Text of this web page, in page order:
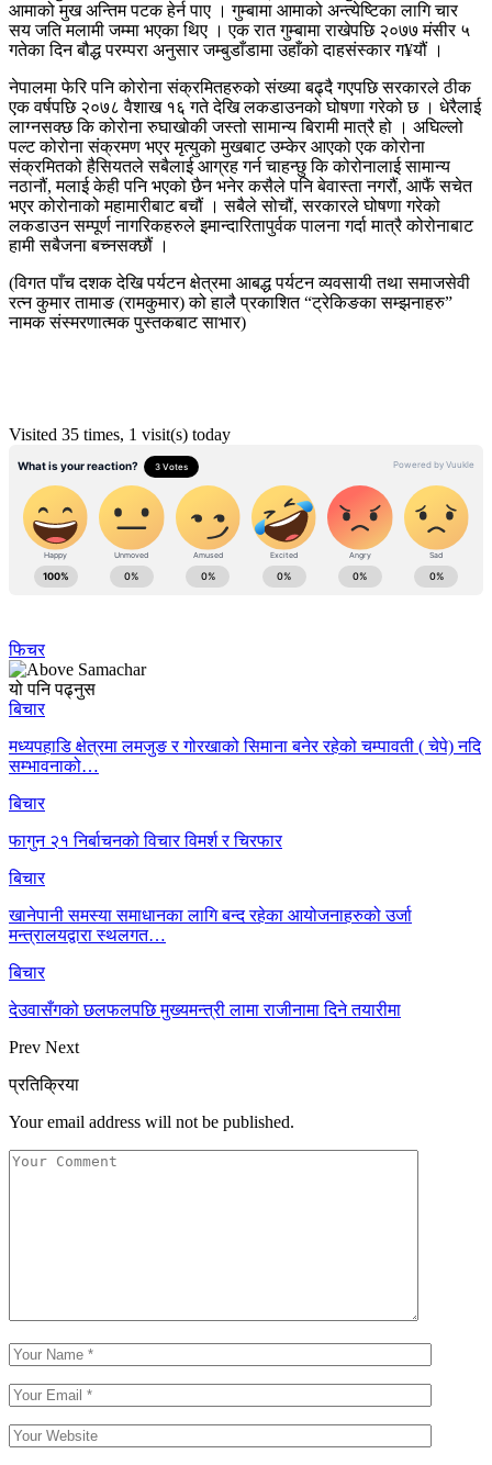
आमाको मुख अन्तिम पटक हेर्न पाए । गुम्बामा आमाको अन्त्येष्टिका लागि चार
सय जति मलामी जम्मा भएका थिए । एक रात गुम्बामा राखेपछि २०७७ मंसीर ५
गतेका दिन बौद्ध परम्परा अनुसार जम्बुडाँडामा उहाँको दाहसंस्कार ग¥यौं ।
नेपालमा फेरि पनि कोरोना संक्रमितहरुको संख्या बढ्दै गएपछि सरकारले ठीक
एक वर्षपछि २०७८ वैशाख १६ गते देखि लकडाउनको घोषणा गरेको छ । धेरैलाई
लाग्नसक्छ कि कोरोना रुघाखोकी जस्तो सामान्य बिरामी मात्रै हो । अघिल्लो
पल्ट कोरोना संक्रमण भएर मृत्युको मुखबाट उम्केर आएको एक कोरोना
संक्रमितको हैसियतले सबैलाई आग्रह गर्न चाहन्छु कि कोरोनालाई सामान्य
नठानौं, मलाई केही पनि भएको छैन भनेर कसैले पनि बेवास्ता नगरौं, आफैं सचेत
भएर कोरोनाको महामारीबाट बचौं । सबैले सोचौं, सरकारले घोषणा गरेको
लकडाउन सम्पूर्ण नागरिकहरुले इमान्दारितापुर्वक पालना गर्दा मात्रै कोरोनाबाट
हामी सबैजना बच्नसक्छौं ।
(विगत पाँच दशक देखि पर्यटन क्षेत्रमा आबद्ध पर्यटन व्यवसायी तथा समाजसेवी
रत्न कुमार तामाङ (रामकुमार) को हालै प्रकाशित “ट्रेकिङका सम्झनाहरु”
नामक संस्मरणात्मक पुस्तकबाट साभार)
Visited 35 times, 1 visit(s) today
फिचर
यो पनि पढ्नुस
बिचार
मध्यपहाडि क्षेत्रमा लमजुङ र गोरखाको सिमाना बनेर रहेको चम्पावती ( चेपे) नदि
सम्भावनाको…
बिचार
फागुन २१ निर्बाचनको विचार विमर्श र चिरफार
बिचार
खानेपानी समस्या समाधानका लागि बन्द रहेका आयोजनाहरुको उर्जा
मन्त्रालयद्वारा स्थलगत…
बिचार
देउवासँगको छलफलपछि मुख्यमन्त्री लामा राजीनामा दिने तयारीमा
Prev Next
प्रतिक्रिया
Your email address will not be published.